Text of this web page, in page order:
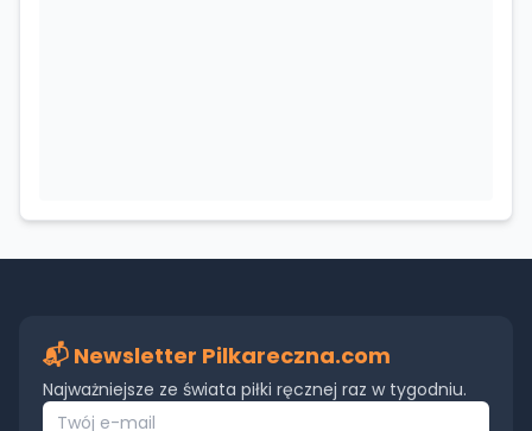
📬 Newsletter Pilkareczna.com
Najważniejsze ze świata piłki ręcznej raz w tygodniu.